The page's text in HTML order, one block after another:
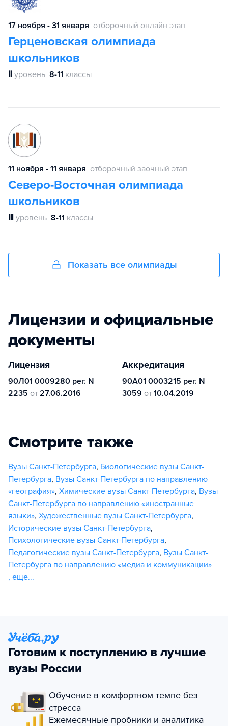
17 ноября - 31 января отборочный онлайн этап
Герценовская олимпиада
школьников
Ⅱ уровень 8-11 классы
11 ноября - 11 января отборочный заочный этап
Северо-Восточная олимпиада
школьников
Ⅲ уровень 8-11 классы
Показать все олимпиады
Лицензии и официальные
документы
Лицензия
90Л01 0009280 рег. N
2235 от 27.06.2016
Аккредитация
90А01 0003215 рег. N
3059 от 10.04.2019
Смотрите также
Вузы Санкт-Петербурга, Биологические вузы Санкт-
Петербурга, Вузы Санкт-Петербурга по направлению
«география», Химические вузы Санкт-Петербурга, Вузы
Санкт-Петербурга по направлению «иностранные
языки», Художественные вузы Санкт-Петербурга,
Исторические вузы Санкт-Петербурга,
Психологические вузы Санкт-Петербурга,
Педагогические вузы Санкт-Петербурга, Вузы Санкт-
Петербурга по направлению «медиа и коммуникации»
, еще...
Готовим к поступлению в лучшие
вузы России
Обучение в комфортном темпе без
стресса
Ежемесячные пробники и аналитика